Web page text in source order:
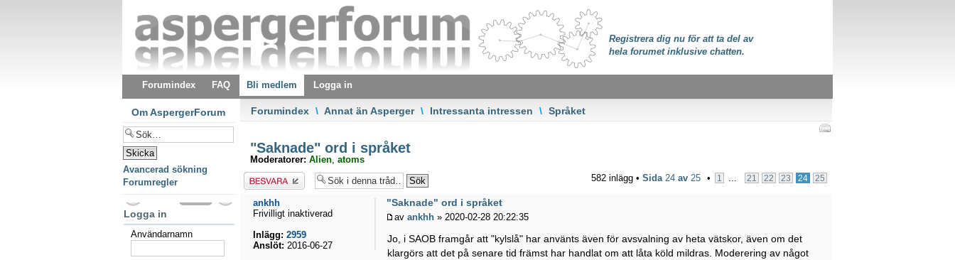
Registrera dig nu för att ta del av
hela forumet inklusive chatten.
Forumindex FAQ Bli medlem Logga in
Forumindex \ Annat än Asperger \ Intressanta intressen \ Språket
"Saknade" ord i språket
Moderatorer: Alien, atoms
Besvara
582 inlägg • Sida 24 av 25 • 1 ... 21 22 23 24 25
"Saknade" ord i språket
avankhh » 2020-02-28 20:22:35
Jo, i SAOB framgår att "kylslå" har använts även för avsvalning av heta vätskor, även om det
klargörs att det på senare tid främst har handlat om att låta köld mildras. Moderering av något
ankhh
Frivilligt inaktiverad
Inlägg: 2959
Anslöt: 2016-06-27
Om AspergerForum
Avancerad sökning
Forumregler
Logga in
Användarnamn